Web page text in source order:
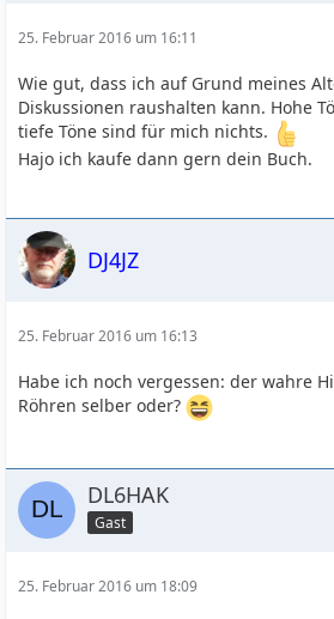
25. Februar 2016 um 16:11
Wie gut, dass ich auf Grund meines
Diskussionen raushalten kann. Hohe
tiefe Töne sind für mich nichts.
Hajo ich kaufe dann gern dein Buch.
DJ4JZ
25. Februar 2016 um 16:13
Habe ich noch vergessen: der wahre
Röhren selber oder?
DL6HAK
Gast
25. Februar 2016 um 18:09